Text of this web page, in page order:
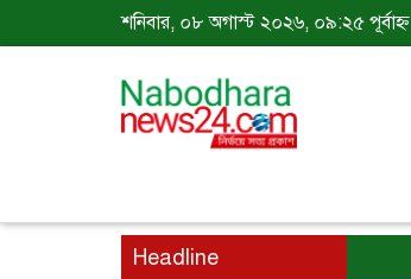
শনিবার, ০৮ অগাস্ট ২০২৬, ০৯:২৫ পূর্বাহ্ন
Headline